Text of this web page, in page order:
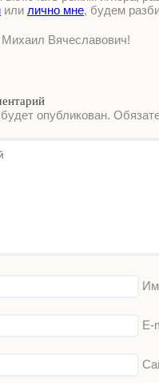
или лично мне, будем
Вячеславович!
опубликован.
E-